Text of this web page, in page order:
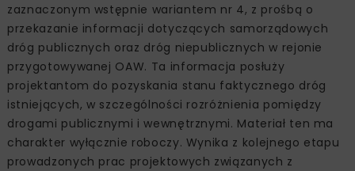
zaznaczonym wstępnie wariantem nr 4, z prośbą o
przekazanie informacji dotyczących samorządowych
dróg publicznych oraz dróg niepublicznych w rejonie
przygotowywanej OAW. Ta informacja posłuży
projektantom do pozyskania stanu faktycznego dróg
istniejących, w szczególności rozróżnienia pomiędzy
drogami publicznymi i wewnętrznymi. Materiał ten ma
charakter wyłącznie roboczy. Wynika z kolejnego etapu
prowadzonych prac projektowych związanych z